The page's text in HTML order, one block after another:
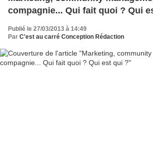
compagnie... Qui fait quoi ? Qui
Publié le 27/03/2013 à 14:49
Par C'est au carré Conception Rédaction